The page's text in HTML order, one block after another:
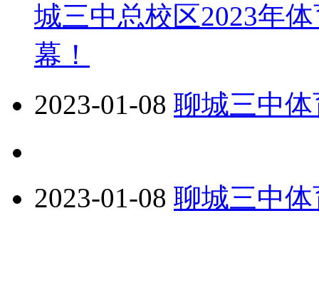
城三中总校区2023年
幕！
2023-01-08 聊城三中
2023-01-08 聊城三中